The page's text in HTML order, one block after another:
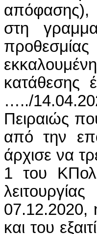
απόφασης),
στη
κατάθεσης
…../
Πειραιώς
από την
άρχισε να
1 του
07.12.2020,
και του